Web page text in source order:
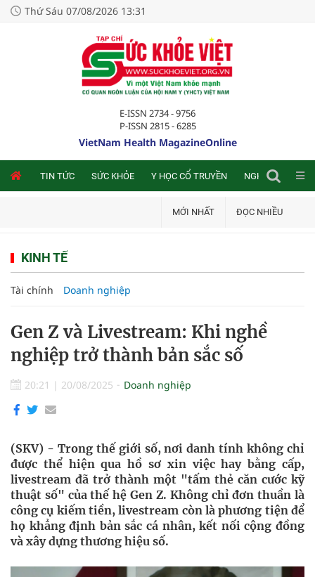
Thứ Sáu 07/08/2026 13:31
E-ISSN 2734 - 9756
P-ISSN 2815 - 6285
VietNam Health MagazineOnline
TIN TỨC SỨC KHỎE Y HỌC CỔ TRUYỀN NGHIÊN CỨU
MỚI NHẤT ĐỌC NHIỀU
KINH TẾ
Tài chính Doanh nghiệp
Gen Z và Livestream: Khi nghề
nghiệp trở thành bản sắc số
20:21 | 20/08/2025 Doanh nghiệp
(SKV) - Trong thế giới số, nơi danh tính không chỉ
được thể hiện qua hồ sơ xin việc hay bằng cấp,
livestream đã trở thành một "tấm thẻ căn cước kỹ
thuật số" của thế hệ Gen Z. Không chỉ đơn thuần là
công cụ kiếm tiền, livestream còn là phương tiện để
họ khẳng định bản sắc cá nhân, kết nối cộng đồng
và xây dựng thương hiệu số.